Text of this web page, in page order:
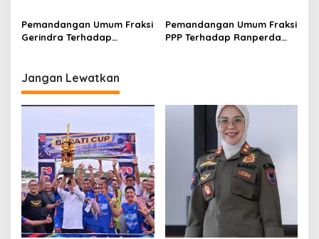
Payakumbuh Tahun 2022
Ranperda APBD Kota
Payakumbuh Tahun 2022
Pemandangan Umum Fraksi
Gerindra Terhadap
Pemandangan Umum Fraksi
PPP Terhadap Ranperda
Jangan Lewatkan